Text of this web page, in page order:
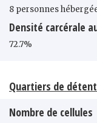
8 personnes
Densité carcérale
72.7%
Quartiers de
Nombre de cellules